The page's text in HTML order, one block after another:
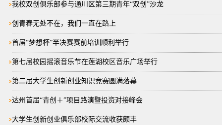
我校双创俱乐部参与通川区第三期青年“双创”沙龙
创青春无处不在，我们一直在路上
首届“梦想杯”半决赛赛前培训顺利举行
第七届校园摇滚音乐节在莲湖校区音乐广场举行
第二届大学生创新创业知识竞赛圆满落幕
达州首届“青创＋”项目路演暨投资对接峰会
大学生创新创业俱乐部校际交流收获颇丰